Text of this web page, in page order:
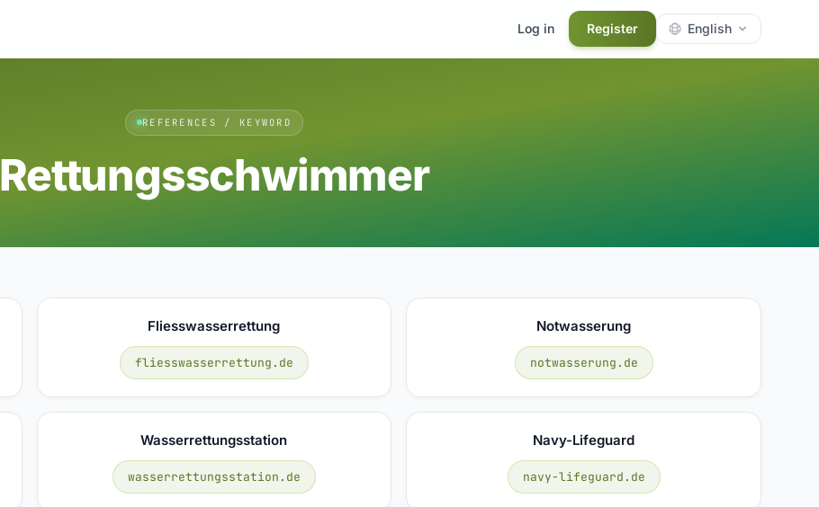
Log in Register English
REFERENCES / KEYWORD
Rettungsschwimmer
Fliesswasserrettung
fliesswasserrettung.de
Notwasserung
notwasserung.de
Wasserrettungsstation
wasserrettungsstation.de
Navy-Lifeguard
navy-lifeguard.de